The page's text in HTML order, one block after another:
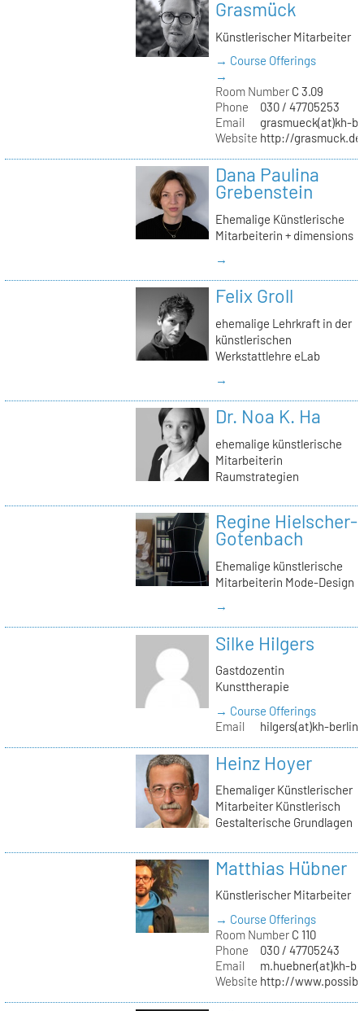
Grasmück
Künstlerischer Mitarbeiter
→ Course Offerings
→
Room NumberC 3.09
Phone
030 / 47705253
Email
grasmueck(at)kh-
Website http://
Dana Paulina
Grebenstein
Ehemalige Künstlerische
Mitarbeiterin + dimensions
→
Felix Groll
ehemalige Lehrkraft in der
künstlerischen
Werkstattlehre eLab
→
Dr. Noa K. Ha
ehemalige künstlerische
Mitarbeiterin
Raumstrategien
Regine Hielscher-
Gotenbach
Ehemalige künstlerische
Mitarbeiterin Mode-Design
→
Silke Hilgers
Gastdozentin
Kunsttherapie
→ Course Offerings
Email
hilgers(at)kh-
Heinz Hoyer
Ehemaliger Künstlerischer
Mitarbeiter Künstlerisch
Gestalterische Grundlagen
Matthias Hübner
Künstlerischer Mitarbeiter
→ Course Offerings
Room NumberC 110
Phone
030 / 47705243
Email
m.huebner(at)kh-
Website http://